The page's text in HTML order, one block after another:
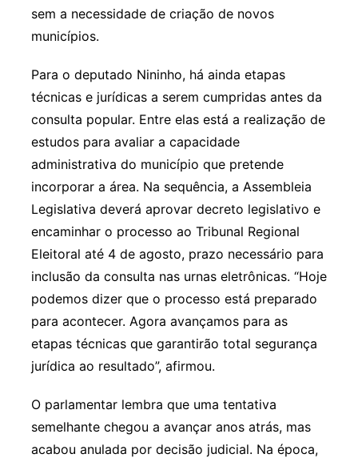
sem a necessidade de criação de novos
municípios.
Para o deputado Nininho, há ainda etapas
técnicas e jurídicas a serem cumpridas antes da
consulta popular. Entre elas está a realização de
estudos para avaliar a capacidade
administrativa do município que pretende
incorporar a área. Na sequência, a Assembleia
Legislativa deverá aprovar decreto legislativo e
encaminhar o processo ao Tribunal Regional
Eleitoral até 4 de agosto, prazo necessário para
inclusão da consulta nas urnas eletrônicas. “Hoje
podemos dizer que o processo está preparado
para acontecer. Agora avançamos para as
etapas técnicas que garantirão total segurança
jurídica ao resultado”, afirmou.
O parlamentar lembra que uma tentativa
semelhante chegou a avançar anos atrás, mas
acabou anulada por decisão judicial. Na época,